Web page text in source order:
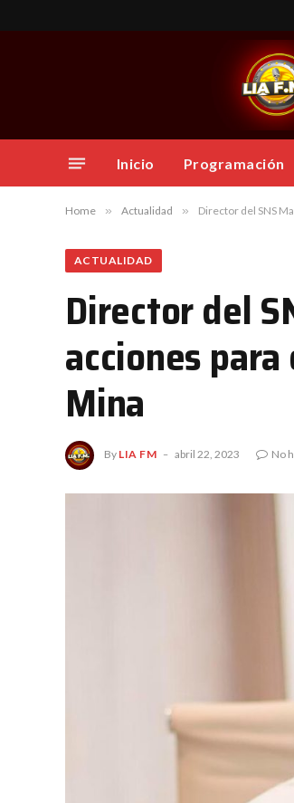
Inicio Programación
Home » Actualidad » Director del SNS
ACTUALIDAD
Director del
acciones
Mina
By LIA FM abril 22, 2023 No